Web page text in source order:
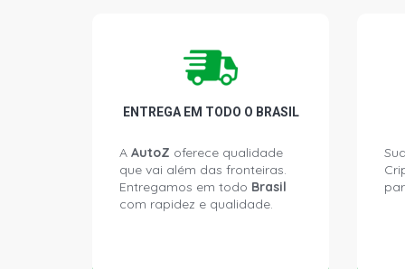
ENTREGA EM TODO O BRASIL
A AutoZ oferece qualidade
que vai além das fronteiras.
Entregamos em todo Brasil
com rapidez e qualidade.